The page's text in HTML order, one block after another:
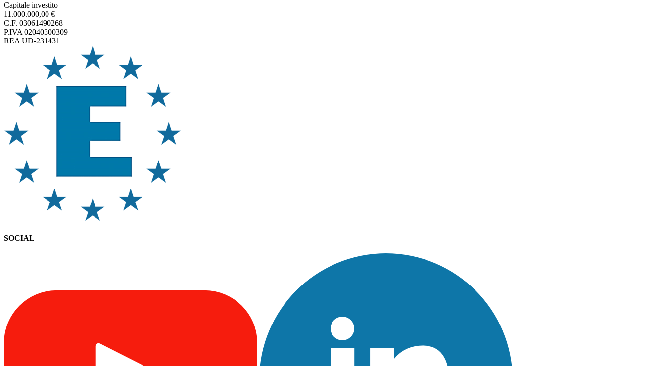
Capitale investito
11.000.000,00 €
C.F. 03061490268
P.IVA 02040300309
REA UD-231431
SOCIAL